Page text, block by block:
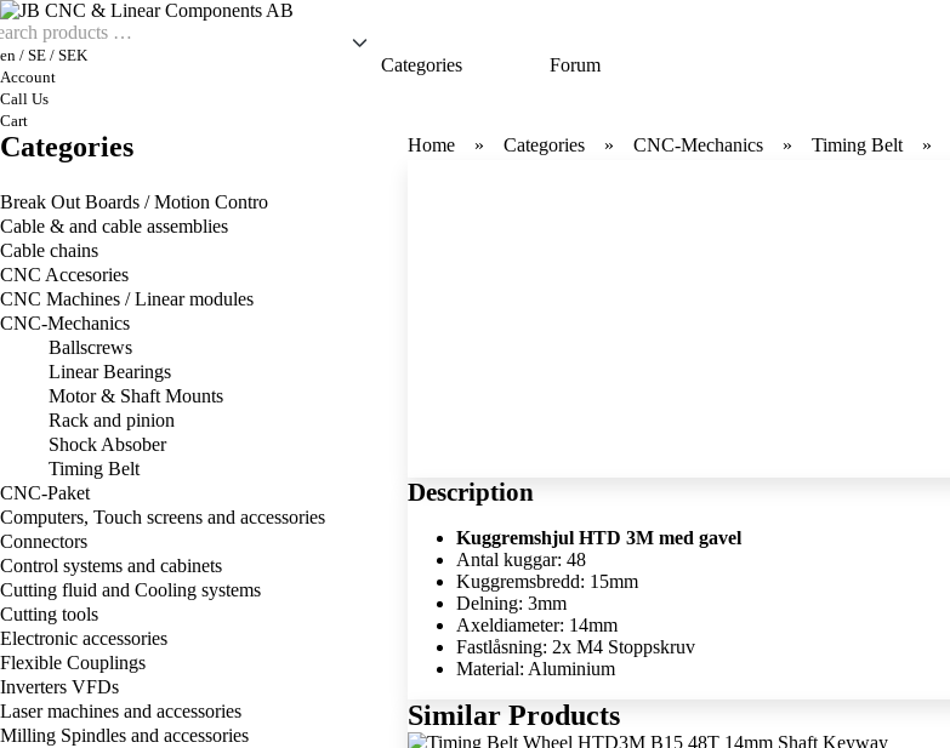
en / SE / SEK
Account
Call Us
Cart
Categories Forum
Categories
Break Out Boards / Motion Contro
Cable & and cable assemblies
Cable chains
CNC Accesories
CNC Machines / Linear modules
CNC-Mechanics
Ballscrews
Linear Bearings
Motor & Shaft Mounts
Rack and pinion
Shock Absober
Timing Belt
CNC-Paket
Computers, Touch screens and accessories
Connectors
Control systems and cabinets
Cutting fluid and Cooling systems
Cutting tools
Electronic accessories
Flexible Couplings
Inverters VFDs
Laser machines and accessories
Milling Spindles and accessories
Home Categories CNC-Mechanics Timing Belt
Description
Kuggremshjul HTD 3M med gavel
Antal kuggar: 48
Kuggremsbredd: 15mm
Delning: 3mm
Axeldiameter: 14mm
Fastlåsning: 2x M4 Stoppskruv
Material: Aluminium
Similar Products